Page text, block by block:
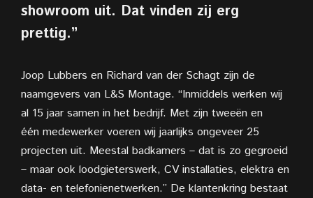
showroom uit. Dat vinden zij erg
prettig.”
Joop Lubbers en Richard van der Schagt zijn de
naamgevers van L&S Montage. “Inmiddels werken wij
al 15 jaar samen in het bedrijf. Met zijn tweeën en
één medewerker voeren wij jaarlijks ongeveer 25
projecten uit. Meestal badkamers – dat is zo gegroeid
– maar ook loodgieterswerk, CV installaties, elektra en
data- en telefonienetwerken.” De klantenkring bestaat